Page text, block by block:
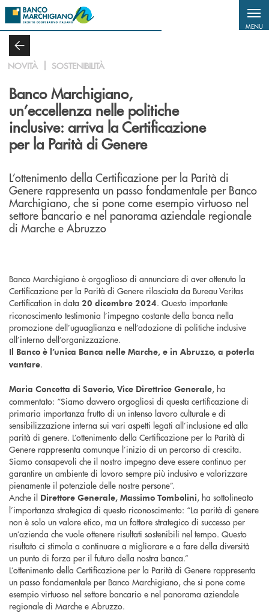
Salta al contenuto principale
MENU
NOVITÀ SOSTENIBILITÀ
Banco Marchigiano,
un’eccellenza nelle politiche
inclusive: arriva la Certificazione
per la Parità di Genere
L’ottenimento della Certificazione per la Parità di
Genere rappresenta un passo fondamentale per Banco
Marchigiano, che si pone come esempio virtuoso nel
settore bancario e nel panorama aziendale regionale
di Marche e Abruzzo
Banco Marchigiano è orgoglioso di annunciare di aver ottenuto la
Certificazione per la Parità di Genere rilasciata da Bureau Veritas
Certification in data 20 dicembre 2024. Questo importante
riconoscimento testimonia l’impegno costante della banca nella
promozione dell’uguaglianza e nell’adozione di politiche inclusive
all’interno dell’organizzazione.
Il Banco è l’unica Banca nelle Marche, e in Abruzzo, a poterla
vantare.
Maria Concetta di Saverio, Vice Direttrice Generale, ha
commentato: “Siamo davvero orgogliosi di questa certificazione di
primaria importanza frutto di un intenso lavoro culturale e di
sensibilizzazione interna sui vari aspetti legati all’inclusione ed alla
parità di genere. L’ottenimento della Certificazione per la Parità di
Genere rappresenta comunque l’inizio di un percorso di crescita.
Siamo consapevoli che il nostro impegno deve essere continuo per
garantire un ambiente di lavoro sempre più inclusivo e valorizzare
pienamente il potenziale delle nostre persone”.
Anche il Direttore Generale, Massimo Tombolini, ha sottolineato
l’importanza strategica di questo riconoscimento: “La parità di genere
non è solo un valore etico, ma un fattore strategico di successo per
un’azienda che vuole ottenere risultati sostenibili nel tempo. Questo
risultato ci stimola a continuare a migliorare e a fare della diversità
un punto di forza per il futuro della nostra banca.”
L’ottenimento della Certificazione per la Parità di Genere rappresenta
un passo fondamentale per Banco Marchigiano, che si pone come
esempio virtuoso nel settore bancario e nel panorama aziendale
regionale di Marche e Abruzzo.